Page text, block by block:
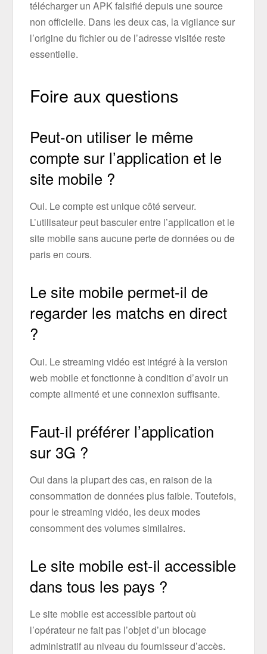
télécharger un APK falsifié depuis une source
non officielle. Dans les deux cas, la vigilance sur
l’origine du fichier ou de l’adresse visitée reste
essentielle.
Foire aux questions
Peut-on utiliser le même
compte sur l’application et le
site mobile ?
Oui. Le compte est unique côté serveur.
L’utilisateur peut basculer entre l’application et le
site mobile sans aucune perte de données ou de
paris en cours.
Le site mobile permet-il de
regarder les matchs en direct
?
Oui. Le streaming vidéo est intégré à la version
web mobile et fonctionne à condition d’avoir un
compte alimenté et une connexion suffisante.
Faut-il préférer l’application
sur 3G ?
Oui dans la plupart des cas, en raison de la
consommation de données plus faible. Toutefois,
pour le streaming vidéo, les deux modes
consomment des volumes similaires.
Le site mobile est-il accessible
dans tous les pays ?
Le site mobile est accessible partout où
l’opérateur ne fait pas l’objet d’un blocage
administratif au niveau du fournisseur d’accès.